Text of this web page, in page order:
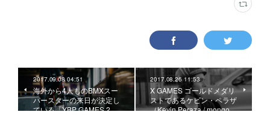
2017.09.08 04:51
海外から4人ものBMXスー
パースターの来日が決定し
ている「YBP GAMES 2…
2017.08.26 11:53
X GAMES ゴールドメダリ
ストであるケビン・ペラザ
（Kevin Peraza / mongo…